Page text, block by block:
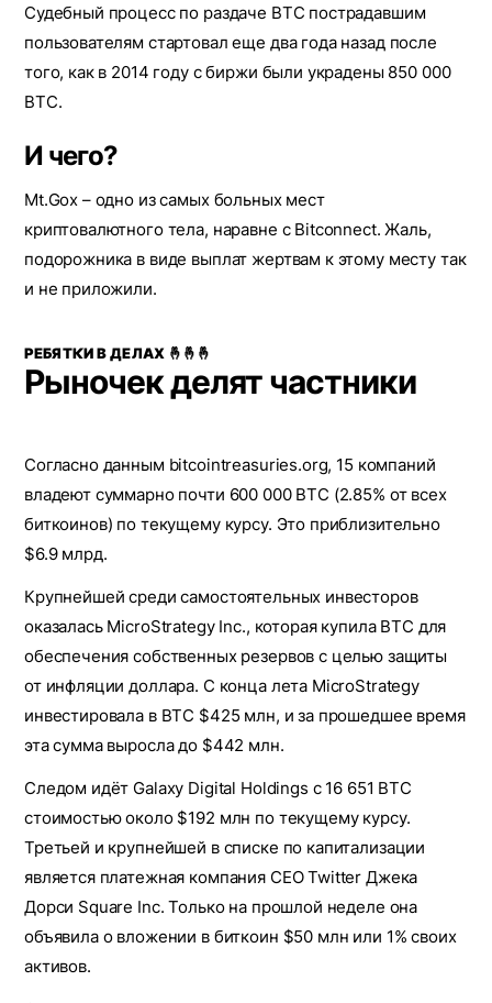
Судебный процесс по раздаче BTC пострадавшим
пользователям стартовал еще два года назад после
того, как в 2014 году с биржи были украдены 850 000
BTC.
И чего?
Mt.Gox – одно из самых больных мест
криптовалютного тела, наравне с Bitconnect. Жаль,
подорожника в виде выплат жертвам к этому месту так
и не приложили.
РЕБЯТКИ В ДЕЛАХ 🤞🤞🤞
Рыночек делят частники
Согласно данным bitcointreasuries.org, 15 компаний
владеют суммарно почти 600 000 BTC (2.85% от всех
биткоинов) по текущему курсу. Это приблизительно
$6.9 млрд.
Крупнейшей среди самостоятельных инвесторов
оказалась MicroStrategy Inc., которая купила BTC для
обеспечения собственных резервов с целью защиты
от инфляции доллара. С конца лета MicroStrategy
инвестировала в BTC $425 млн, и за прошедшее время
эта сумма выросла до $442 млн.
Следом идёт Galaxy Digital Holdings с 16 651 BTC
стоимостью около $192 млн по текущему курсу.
Третьей и крупнейшей в списке по капитализации
является платежная компания CEO Twitter Джека
Дорси Square Inc. Только на прошлой неделе она
объявила о вложении в биткоин $50 млн или 1% своих
активов.